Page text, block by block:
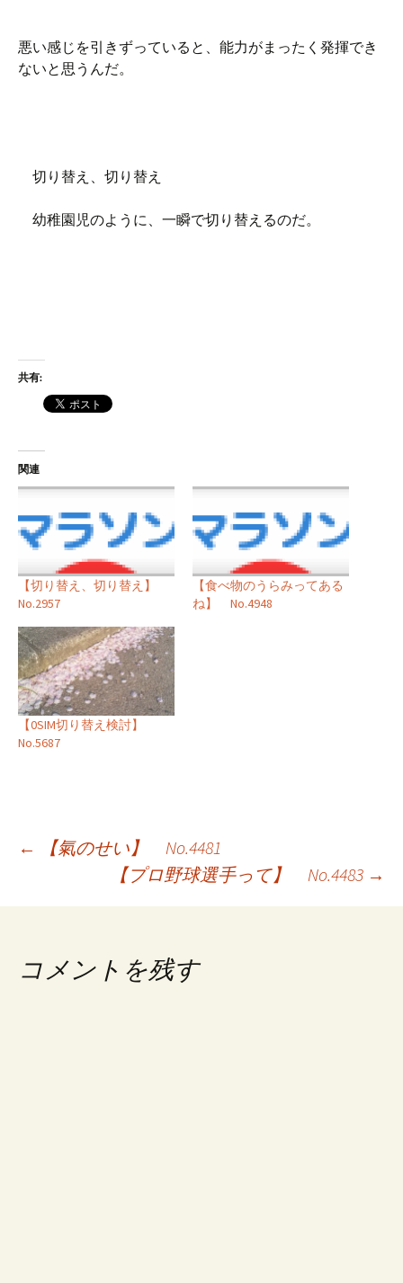
悪い感じを引きずっていると、能力がまったく発揮でき
ないと思うんだ。
切り替え、切り替え
幼稚園児のように、一瞬で切り替えるのだ。
共有:
関連
【切り替え、切り替え】
No.2957
【食べ物のうらみってある
ね】 No.4948
【0SIM切り替え検討】
No.5687
投
ビ
←
【氣のせい】 No.4481
【プロ野球選手って】 No.4483 →
コメントを残す